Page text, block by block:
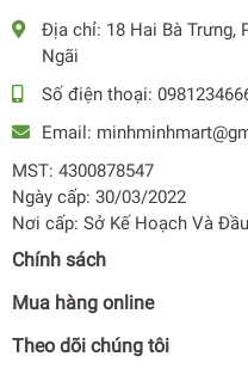
Địa chỉ: 18 Hai Bà Trưng,
Ngãi
Số điện thoại:
Email:
MST: 4300878547
Ngày cấp: 30/03/2022
Nơi cấp: Sở Kế Hoạch Và
Chính sách
Mua hàng online
Theo dõi chúng tôi